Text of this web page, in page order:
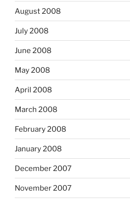
August 2008
July 2008
June 2008
May 2008
April 2008
March 2008
February 2008
January 2008
December 2007
November 2007